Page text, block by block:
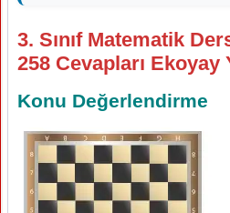
3. Sınıf Matematik
258 Cevapları Ekoyay
Konu Değerlendirme